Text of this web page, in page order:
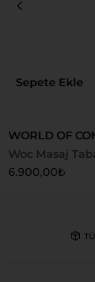
Sepete Ekle
WORLD OF
Woc Masaj
6.900,00₺